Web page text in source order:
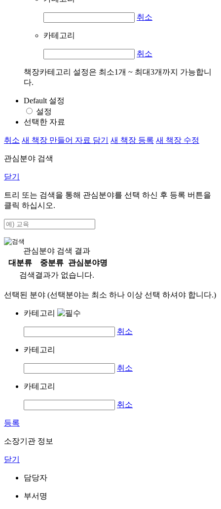
취소
카테고리
취소
책장카테고리 설정은 최소1개 ~ 최대3개까지 가능합니
다.
Default 설정
설정
선택한 자료
취소 새 책장 만들어 자료 담기 새 책장 등록 새 책장 수정
관심분야 검색
닫기
트리 또는 검색을 통해 관심분야를 선택 하신 후 등록 버튼을
클릭 하십시오.
관심분야 검색 결과
대분류
중분류
관심분야명
검색결과가 없습니다.
선택된 분야 (선택분야는 최소 하나 이상 선택 하셔야 합니다.)
카테고리
취소
카테고리
취소
카테고리
취소
등록
소장기관 정보
닫기
담당자
부서명